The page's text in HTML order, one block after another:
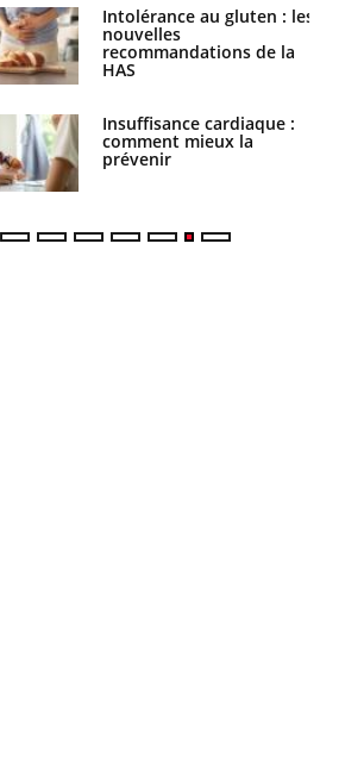
Intolérance au gluten : les
nouvelles
recommandations de la
HAS
Insuffisance cardiaque :
comment mieux la
prévenir
Grossesse : ces polluants
pourraient influencer le
poids des enfants
Autisme : pourquoi le
cerveau reconnaît-il les
visages autrement ?